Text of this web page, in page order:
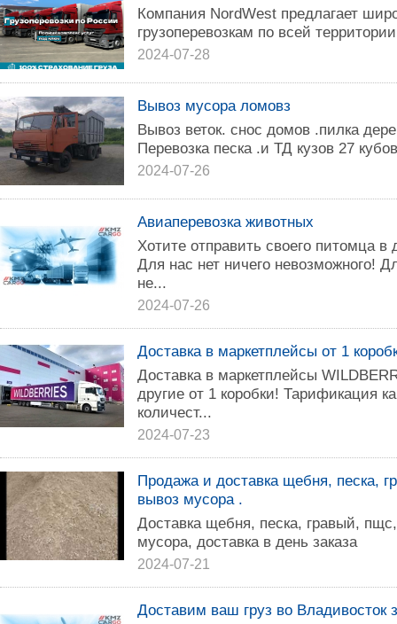
Компания NordWest предлагает
грузоперевозкам по всей
2024-07-28
Вывоз мусора ломовз
Вывоз веток. снос домов .пилка
Перевозка песка .и ТД кузов 27 кубов
2024-07-26
Авиаперевозка животных
Хотите отправить своего питомца
Для нас нет ничего невозможного!
не...
2024-07-26
Доставка в маркетплейсы от 1
Доставка в маркетплейсы
другие от 1 коробки! Тарификация
количест...
2024-07-23
Продажа и доставка щебня, песка,
вывоз мусора .
Доставка щебня, песка, гравый,
мусора, доставка в день заказа
2024-07-21
Доставим ваш груз во Владивосток